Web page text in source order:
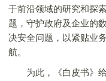
于前沿领域的研究和探
题，守护政府及企业的
决安全问题，以紧贴业
航。
为此，《白皮书》给